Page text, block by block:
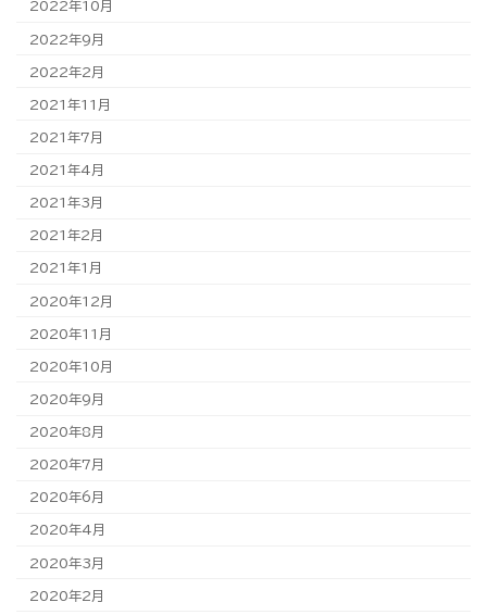
2022年10月
2022年9月
2022年2月
2021年11月
2021年7月
2021年4月
2021年3月
2021年2月
2021年1月
2020年12月
2020年11月
2020年10月
2020年9月
2020年8月
2020年7月
2020年6月
2020年4月
2020年3月
2020年2月